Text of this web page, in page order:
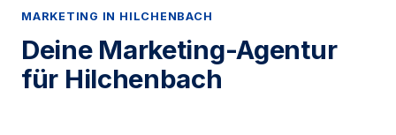
MARKETING IN HILCHENBACH
Deine Marketing-Agentur
für Hilchenbach